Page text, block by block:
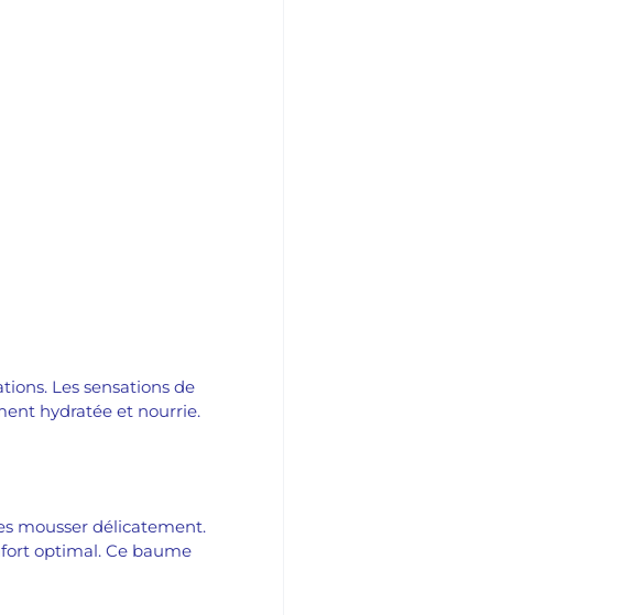
Les sensations de
hydratée et nourrie.
mousser délicatement.
optimal. Ce baume